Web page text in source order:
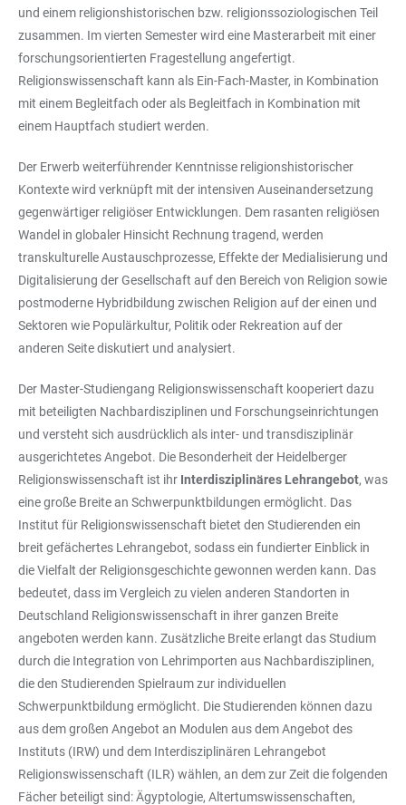
und einem religionshistorischen bzw. religionssoziologischen Teil
zusammen. Im vierten Semester wird eine Masterarbeit mit einer
forschungsorientierten Fragestellung angefertigt.
Religionswissenschaft kann als Ein-Fach-Master, in Kombination
mit einem Begleitfach oder als Begleitfach in Kombination mit
einem Hauptfach studiert werden.
Der Erwerb weiterführender Kenntnisse religionshistorischer
Kontexte wird verknüpft mit der intensiven Auseinandersetzung
gegenwärtiger religiöser Entwicklungen. Dem rasanten religiösen
Wandel in globaler Hinsicht Rechnung tragend, werden
transkulturelle Austauschprozesse, Effekte der Medialisierung und
Digitalisierung der Gesellschaft auf den Bereich von Religion sowie
postmoderne Hybridbildung zwischen Religion auf der einen und
Sektoren wie Populärkultur, Politik oder Rekreation auf der
anderen Seite diskutiert und analysiert.
Der Master-Studiengang Religionswissenschaft kooperiert dazu
mit beteiligten Nachbardisziplinen und Forschungseinrichtungen
und versteht sich ausdrücklich als inter- und transdisziplinär
ausgerichtetes Angebot. Die Besonderheit der Heidelberger
Religionswissenschaft ist ihr Interdisziplinäres Lehrangebot, was
eine große Breite an Schwerpunktbildungen ermöglicht. Das
Institut für Religionswissenschaft bietet den Studierenden ein
breit gefächertes Lehrangebot, sodass ein fundierter Einblick in
die Vielfalt der Religionsgeschichte gewonnen werden kann. Das
bedeutet, dass im Vergleich zu vielen anderen Standorten in
Deutschland Religionswissenschaft in ihrer ganzen Breite
angeboten werden kann. Zusätzliche Breite erlangt das Studium
durch die Integration von Lehrimporten aus Nachbardisziplinen,
die den Studierenden Spielraum zur individuellen
Schwerpunktbildung ermöglicht. Die Studierenden können dazu
aus dem großen Angebot an Modulen aus dem Angebot des
Instituts (IRW) und dem Interdisziplinären Lehrangebot
Religionswissenschaft (ILR) wählen, an dem zur Zeit die folgenden
Fächer beteiligt sind: Ägyptologie, Altertumswissenschaften,